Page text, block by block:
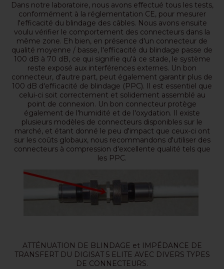
Dans notre laboratoire, nous avons effectué tous les tests,
conformément à la réglementation CE, pour mesurer
l'efficacité du blindage des câbles. Nous avons ensuite
voulu vérifier le comportement des connecteurs dans la
même zone. Eh bien, en présence d'un connecteur de
qualité moyenne / basse, l'efficacité du blindage passe de
100 dB à 70 dB, ce qui signifie qu'à ce stade, le système
reste exposé aux interférences externes. Un bon
connecteur, d'autre part, peut également garantir plus de
100 dB d'efficacité de blindage (PPC). Il est essentiel que
celui-ci soit correctement et solidement assemblé au
point de connexion. Un bon connecteur protège
également de l'humidité et de l'oxydation. Il existe
plusieurs modèles de connecteurs disponibles sur le
marché, et étant donné le peu d'impact que ceux-ci ont
sur les coûts globaux, nous recommandons d'utiliser des
connecteurs à compression d'excellente qualité tels que
les PPC.
ATTÉNUATION DE BLINDAGE et IMPÉDANCE DE
TRANSFERT DU DIGISAT 5 ELITE AVEC DIVERS TYPES
DE CONNECTEURS.